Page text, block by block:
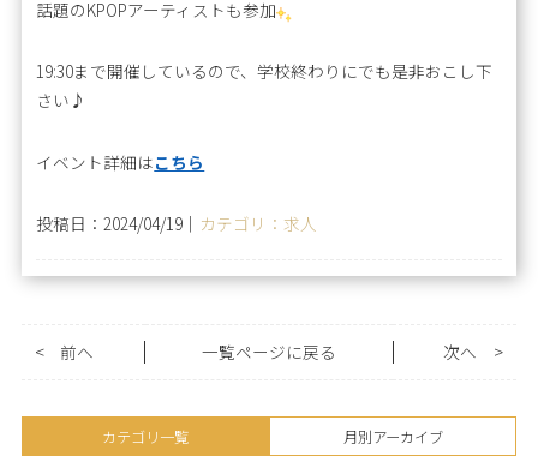
話題のKPOPアーティストも参加
19:30まで開催しているので、学校終わりにでも是非おこし下
さい♪
イベント詳細はこちら
投稿日：2024/04/19｜ カテゴリ：求人
< 前へ 一覧ページに戻る >
次へ
カテゴリ一覧 月別アーカイブ